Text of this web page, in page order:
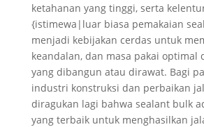
ketahanan yang tinggi, serta
{istimewa|luar biasa pemakaian
menjadi kebijakan cerdas untuk
keandalan, dan masa pakai optimal
yang dibangun atau dirawat. Bagi
industri konstruksi dan perbaikan
diragukan lagi bahwa sealant bulk
yang terbaik untuk menghasilkan